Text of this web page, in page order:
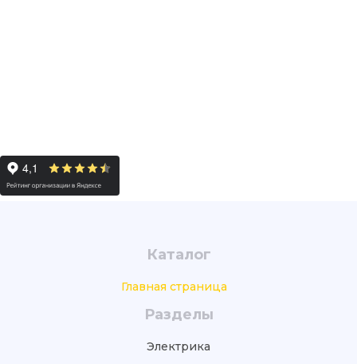
Каталог
Главная страница
Разделы
Электрика